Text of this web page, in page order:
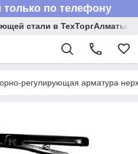
по телефону
стали в ТехТоргАлматы
регулирующая арматура